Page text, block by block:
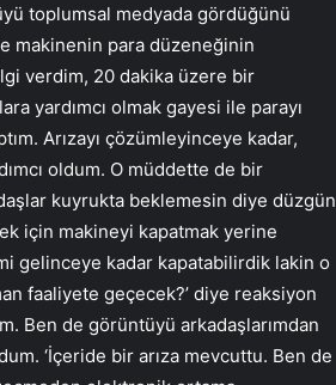
toplumsal medyada gördüğünü
makinenin para düzeneğinin
verdim, 20 dakika üzere bir
yardımcı olmak gayesi ile parayı
Arızayı çözümleyinceye kadar,
oldum. O müddette de bir
kuyrukta beklemesin diye düzgün
için makineyi kapatmak yerine
gelinceye kadar kapatabilirdik lakin o
faaliyete geçecek?’ diye reaksiyon
Ben de görüntüyü arkadaşlarımdan
‘İçeride bir arıza mevcuttu. Ben de